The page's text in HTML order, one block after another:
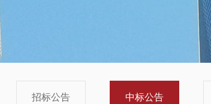
招标公告 中标公告